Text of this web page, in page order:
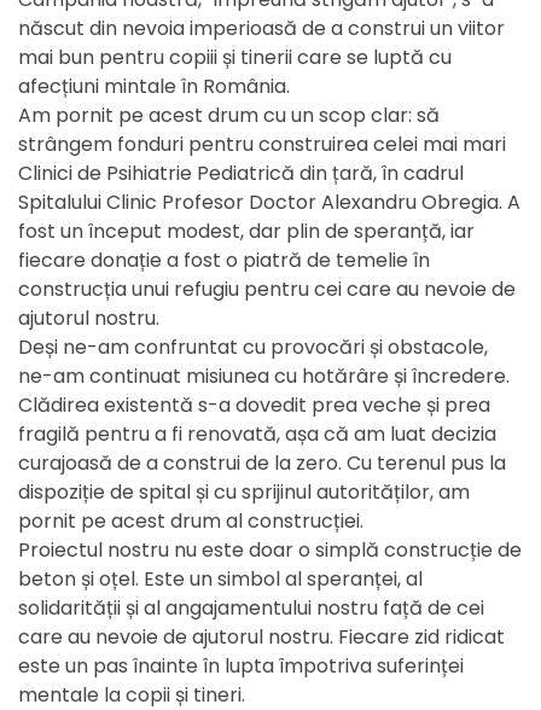
născut din nevoia imperioasă de a construi un viitor
mai bun pentru copiii și tinerii care se luptă cu
afecțiuni mintale în România.
Am pornit pe acest drum cu un scop clar: să
strângem fonduri pentru construirea celei mai mari
Clinici de Psihiatrie Pediatrică din țară, în cadrul
Spitalului Clinic Profesor Doctor Alexandru Obregia. A
fost un început modest, dar plin de speranță, iar
fiecare donație a fost o piatră de temelie în
construcția unui refugiu pentru cei care au nevoie de
ajutorul nostru.
Deși ne-am confruntat cu provocări și obstacole,
ne-am continuat misiunea cu hotărâre și încredere.
Clădirea existentă s-a dovedit prea veche și prea
fragilă pentru a fi renovată, așa că am luat decizia
curajoasă de a construi de la zero. Cu terenul pus la
dispoziție de spital și cu sprijinul autorităților, am
pornit pe acest drum al construcției.
Proiectul nostru nu este doar o simplă construcție de
beton și oțel. Este un simbol al speranței, al
solidarității și al angajamentului nostru față de cei
care au nevoie de ajutorul nostru. Fiecare zid ridicat
este un pas înainte în lupta împotriva suferinței
mentale la copii și tineri.